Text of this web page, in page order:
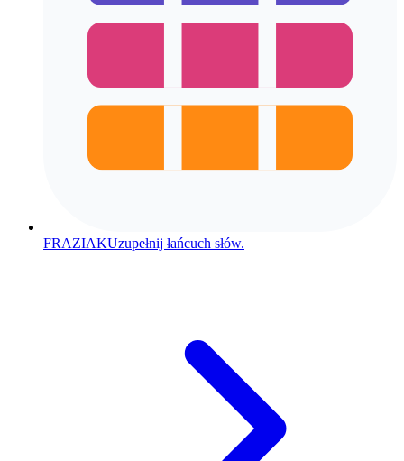
FRAZIAKUzupełnij łańcuch słów.